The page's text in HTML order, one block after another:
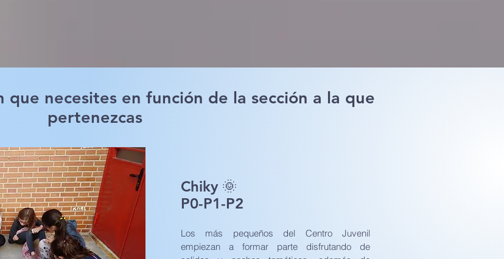
que necesites en función de la sección a la que
pertenezcas
Chiky 🌞
P0-P1-P2
Los más pequeños del Centro Juvenil
empiezan a formar parte disfrutando de